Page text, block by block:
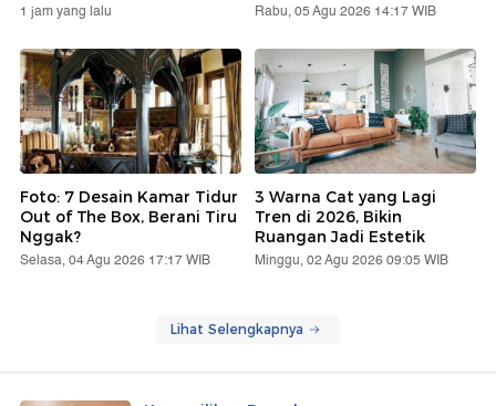
1 jam yang lalu Rabu, 05 Agu 2026 14:17 WIB
Foto: 7 Desain Kamar Tidur
Out of The Box, Berani Tiru
Nggak?
Selasa, 04 Agu 2026 17:17 WIB
3 Warna Cat yang Lagi
Tren di 2026, Bikin
Ruangan Jadi Estetik
Minggu, 02 Agu 2026 09:05 WIB
Lihat Selengkapnya